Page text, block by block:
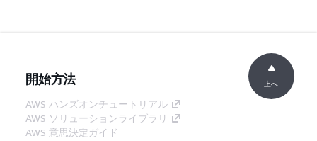
開始方法
AWS ハンズオンチュートリアル
AWS ソリューションライブラリ
AWS 意思決定ガイド
上へ